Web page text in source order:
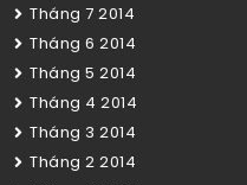
Tháng 7 2014
Tháng 6 2014
Tháng 5 2014
Tháng 4 2014
Tháng 3 2014
Tháng 2 2014